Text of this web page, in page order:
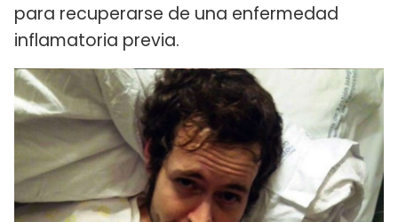
para recuperarse de una enfermedad
inflamatoria previa.